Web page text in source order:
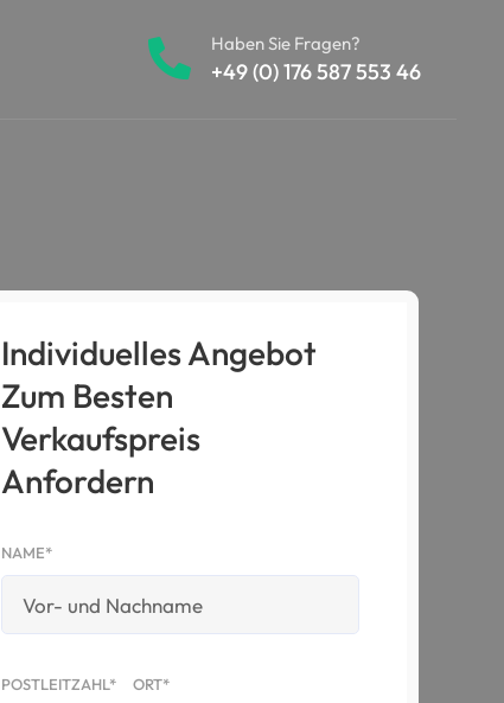
Haben Sie Fragen?
+49 (0) 176 587 553 46
Individuelles Angebot
Zum Besten
Verkaufspreis
Anfordern
NAME*
POSTLEITZAHL* ORT*